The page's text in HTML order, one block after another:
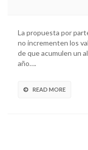
La propuesta por
no incrementen los
de que acumulen un
año….
READ MORE